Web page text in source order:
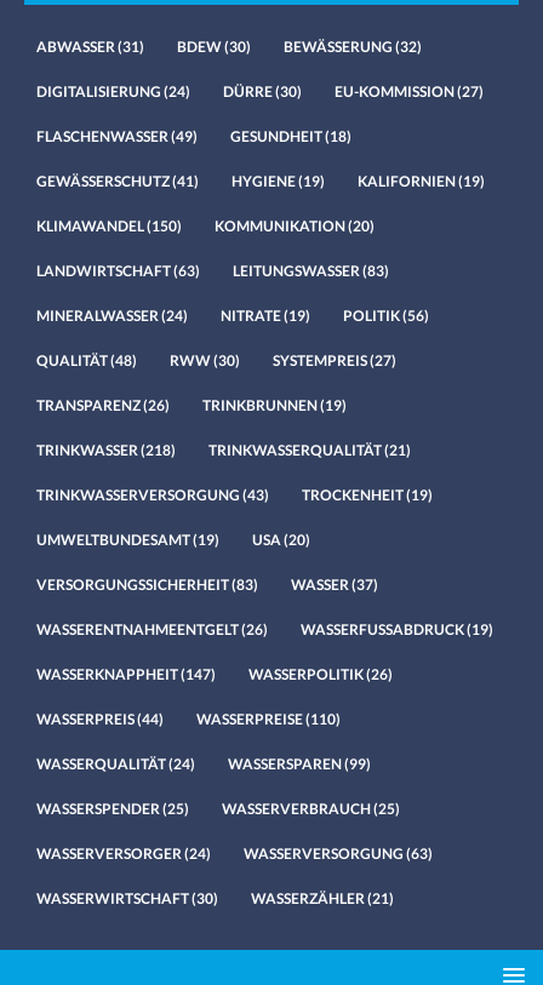
ABWASSER(31) BDEW(30) BEWÄSSERUNG (32)
DIGITALISIERUNG (24) DÜRRE(30) EU-KOMMISSION(27)
FLASCHENWASSER(49) GESUNDHEIT(18)
GEWÄSSERSCHUTZ(41) HYGIENE(19) KALIFORNIEN(19)
KLIMAWANDEL(150) KOMMUNIKATION(20)
LANDWIRTSCHAFT(63) LEITUNGSWASSER(83)
MINERALWASSER(24) NITRATE(19) POLITIK(56)
QUALITÄT(48) RWW(30) SYSTEMPREIS(27)
TRANSPARENZ(26) TRINKBRUNNEN(19)
TRINKWASSER(218) TRINKWASSERQUALITÄT(21)
TRINKWASSERVERSORGUNG (43) TROCKENHEIT(19)
UMWELTBUNDESAMT(19) USA(20)
VERSORGUNGSSICHERHEIT(83) WASSER(37)
WASSERENTNAHMEENTGELT(26) WASSERFUSSABDRUCK(19)
WASSERKNAPPHEIT(147) WASSERPOLITIK(26)
WASSERPREIS(44) WASSERPREISE(110)
WASSERQUALITÄT(24) WASSERSPAREN(99)
WASSERSPENDER(25) WASSERVERBRAUCH(25)
WASSERVERSORGER(24) WASSERVERSORGUNG (63)
WASSERWIRTSCHAFT(30) WASSERZÄHLER(21)